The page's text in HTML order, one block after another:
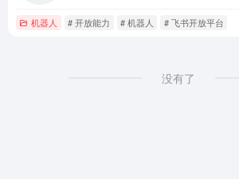
机器人 # 开放能力 # 机器人 # 飞书开放平台
没有了